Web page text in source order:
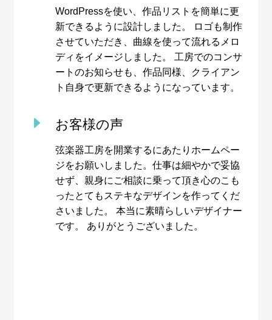
WordPressを使い、作品リストを簡単に更
新できるように設計しました。 ロゴも制作
させていただき、曲線を使って流れるメロ
ディをイメージしました。 工房でのコンサ
ートのお知らせも、作品同様、クライアン
ト自身で更新できるようになっています。
E お客様の声
弦楽器工房を開業するにあたりホームペー
ジをお願いしました。仕事は細やかで妥協
せず、親身にご相談に乗って頂き心のこも
ったとてもステキなデザインを作ってくだ
さいました。 本当に素晴らしいデザイナー
です。 ありがとうございました。